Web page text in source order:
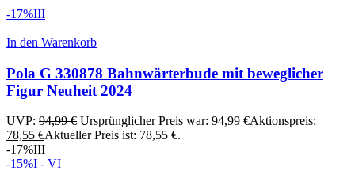
-17%III
In den Warenkorb
Pola G 330878 Bahnwärterbude mit beweglicher
Figur Neuheit 2024
UVP: 94,99€ Ursprünglicher Preis war: 94,99 €Aktionspreis:
78,55 €Aktueller Preis ist: 78,55 €.
-17%III
-15%I - VI